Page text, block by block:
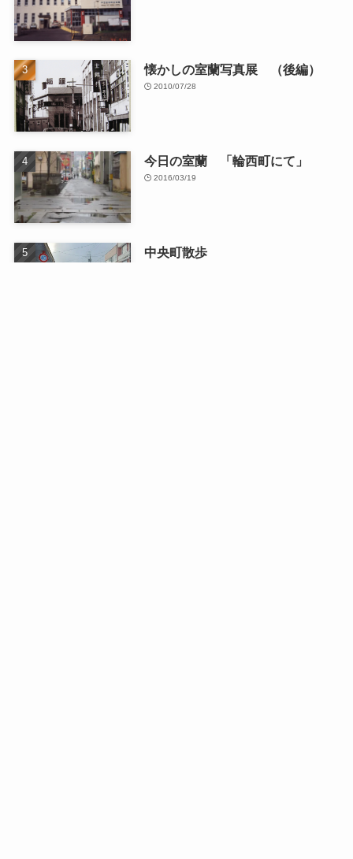
懐かしの室蘭写真展 （後編）
2010/07/28
今日の室蘭 「輪西町にて」
2016/03/19
中央町散歩